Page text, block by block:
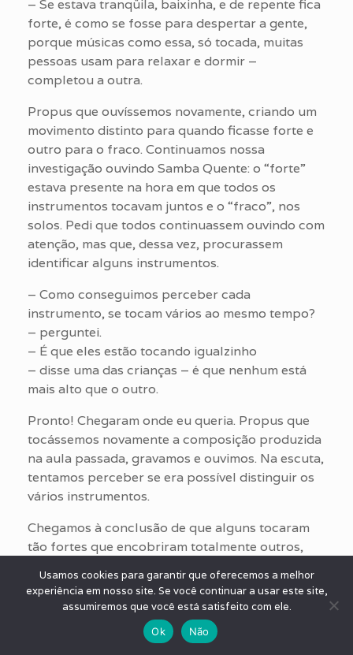
– Se estava tranqüila, baixinha, e de repente fica
forte, é como se fosse para despertar a gente,
porque músicas como essa, só tocada, muitas
pessoas usam para relaxar e dormir –
completou a outra.
Propus que ouvíssemos novamente, criando um
movimento distinto para quando ficasse forte e
outro para o fraco. Continuamos nossa
investigação ouvindo Samba Quente: o “forte”
estava presente na hora em que todos os
instrumentos tocavam juntos e o “fraco”, nos
solos. Pedi que todos continuassem ouvindo com
atenção, mas que, dessa vez, procurassem
identificar alguns instrumentos.
– Como conseguimos perceber cada
instrumento, se tocam vários ao mesmo tempo?
– perguntei.
– É que eles estão tocando igualzinho
– disse uma das crianças – é que nenhum está
mais alto que o outro.
Pronto! Chegaram onde eu queria. Propus que
tocássemos novamente a composição produzida
na aula passada, gravamos e ouvimos. Na escuta,
tentamos perceber se era possível distinguir os
vários instrumentos.
Chegamos à conclusão de que alguns tocaram
tão fortes que encobriram totalmente outros,
Tocamos novamente, cuidando para que todos
os instrumentos pudessem ser percebidos e
para que a música ficasse mais agradável.
Gravamos e avaliamos novamente: dessa vez,
Usamos cookies para garantir que oferecemos a melhor
experiência em nosso site. Se você continuar a usar este site,
assumiremos que você está satisfeito com ele.
Ok Não